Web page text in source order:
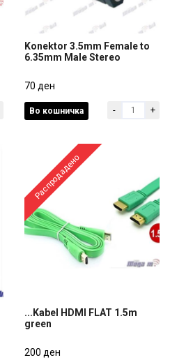
6.35mm Male Stereo
70 ден
Konektor 3.5mm Female to
6.35mm Male Stereo
70 ден
Во кошничка - +
Распродадено
green
...Kabel HDMI FLAT 1.5m
green
200 ден